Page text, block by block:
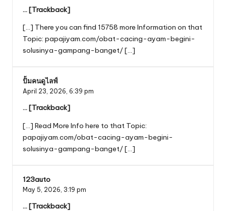
… [Trackback]
[…] There you can find 15758 more Information on that
Topic: papajiyam.com/obat-cacing-ayam-begini-
solusinya-gampang-banget/ […]
ปั้มคนดูไลฟ์
April 23, 2026, 6:39 pm
… [Trackback]
[…] Read More Info here to that Topic:
papajiyam.com/obat-cacing-ayam-begini-
solusinya-gampang-banget/ […]
123auto
May 5, 2026, 3:19 pm
… [Trackback]